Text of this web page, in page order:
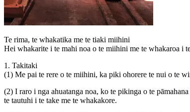
Te rima, te whakatika me te tiaki miihini
Hei whakarite i te mahi noa o te miihini me te whakaroa i
1. Takitaki
(1) Me pai te rere o te miihini, ka piki ohorere te nui o te
(2) I raro i nga ahuatanga noa, ko te pikinga o te
te tautuhi i te take me te whakakore.